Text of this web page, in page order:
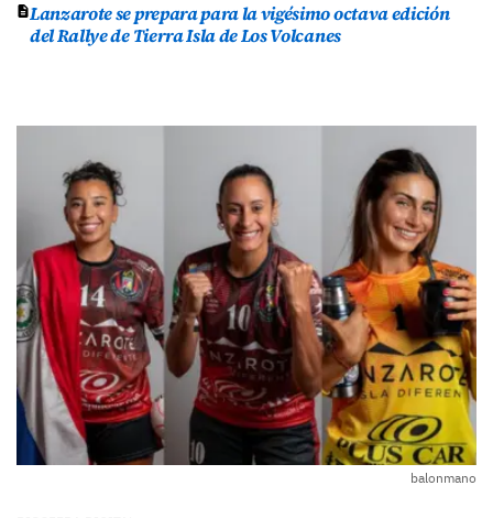
Lanzarote se prepara para la vigésimo octava edición
del Rallye de Tierra Isla de Los Volcanes
balonmano